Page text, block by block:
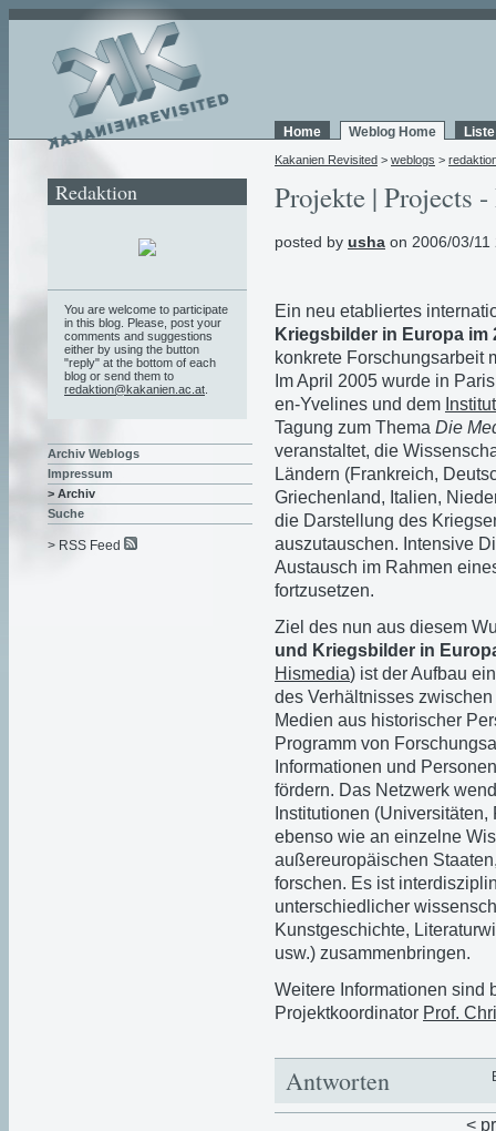
Home Weblog Home
Kakanien Revisited > weblogs >
Projekte | Projects
posted by usha on 2006/03/11
Ein neu etabliertes
Kriegsbilder in Europa im
konkrete Forschungsarbeit
Im April 2005 wurde in
en-Yvelines und dem Institut
Tagung zum Thema Die
veranstaltet, die
Ländern (Frankreich,
Griechenland, Italien,
die Darstellung des
auszutauschen. Intensive
Austausch im Rahmen
fortzusetzen.
Ziel des nun aus diesem
und Kriegsbilder in
Hismedia) ist der Aufbau
des Verhältnisses
Medien aus historischer
Programm von
Informationen und
fördern. Das Netzwerk
Institutionen
ebenso wie an einzelne
außereuropäischen
forschen. Es ist
unterschiedlicher
Kunstgeschichte,
usw.) zusammenbringen.
Weitere Informationen sind
Projektkoordinator Prof.
Antworten
<
Redaktion
You are welcome to participate
in this blog. Please, post your
comments and suggestions
either by using the button
"reply" at the bottom of each
blog or send them to
redaktion@kakanien.ac.at
Archiv Weblogs
Impressum
> Archiv
Suche
> RSS Feed